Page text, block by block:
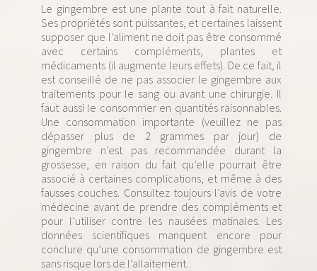
Le gingembre est une plante tout à fait naturelle.
Ses propriétés sont puissantes, et certaines laissent
supposer que l’aliment ne doit pas être consommé
avec certains compléments, plantes et
médicaments (il augmente leurs effets). De ce fait, il
est conseillé de ne pas associer le gingembre aux
traitements pour le sang ou avant une chirurgie. Il
faut aussi le consommer en quantités raisonnables.
Une consommation importante (veuillez ne pas
dépasser plus de 2 grammes par jour) de
gingembre n’est pas recommandée durant la
grossesse, en raison du fait qu’elle pourrait être
associé à certaines complications, et même à des
fausses couches. Consultez toujours l’avis de votre
médecine avant de prendre des compléments et
pour l’utiliser contre les nausées matinales. Les
données scientifiques manquent encore pour
conclure qu’une consommation de gingembre est
sans risque lors de l’allaitement.